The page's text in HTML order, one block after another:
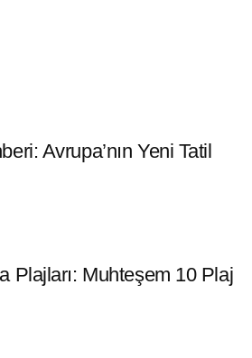
Avrupa’nın Yeni Tatil
Plajları: Muhteşem 10 Plaj